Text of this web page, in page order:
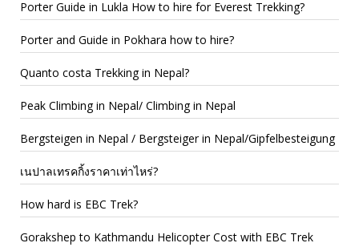
Porter Guide in Lukla How to hire for Everest Trekking?
Porter and Guide in Pokhara how to hire?
Quanto costa Trekking in Nepal?
Peak Climbing in Nepal/ Climbing in Nepal
Bergsteigen in Nepal / Bergsteiger in Nepal/Gipfelbesteigung
เนปาลเทรคกิ้งราคาเท่าไหร่?
How hard is EBC Trek?
Gorakshep to Kathmandu Helicopter Cost with EBC Trek